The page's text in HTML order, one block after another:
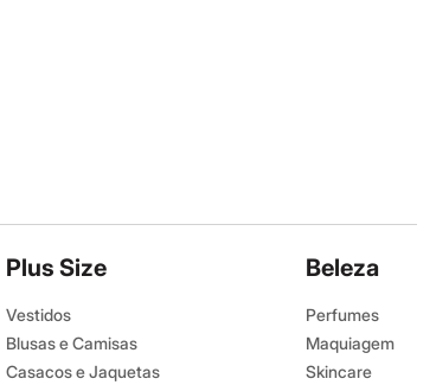
Plus Size
Vestidos
Blusas e Camisas
Casacos e Jaquetas
Beleza
Perfumes
Maquiagem
Skincare